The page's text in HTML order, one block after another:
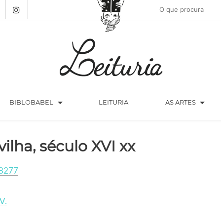
BIBLOBABEL arrow_drop_down LEITURIA AS ARTES arrow_drop_down
século XVI xx